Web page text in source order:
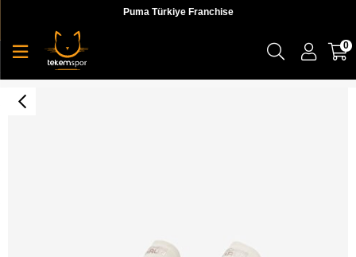
Puma Türkiye Franchise
0